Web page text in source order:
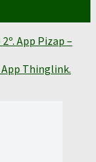
App Pizap –
App Thinglink.